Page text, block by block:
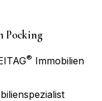
Pocking
® Immobilien